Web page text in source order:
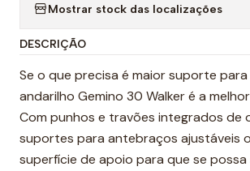
Mostrar stock das localizações
DESCRIÇÃO
Se o que precisa é maior suporte para
andarilho Gemino 30 Walker é a
Com punhos e travões integrados de
suportes para antebraços ajustáveis
superfície de apoio para que se possa